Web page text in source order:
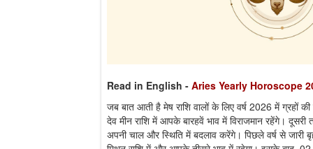
Read in English - Aries Yearly Horoscope
जब बात आती है मेष राशि वालों के लिए वर्ष 2026 में ग्रहों
देव मीन राशि में आपके बारहवें भाव में विराजमान रहेंगे।
अपनी चाल और स्थिति में बदलाव करेंगे। पिछले वर्ष से